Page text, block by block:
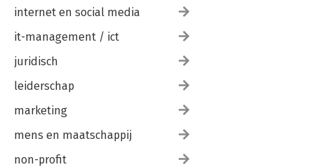
internet en social media
it-management / ict
juridisch
leiderschap
marketing
mens en maatschappij
non-profit